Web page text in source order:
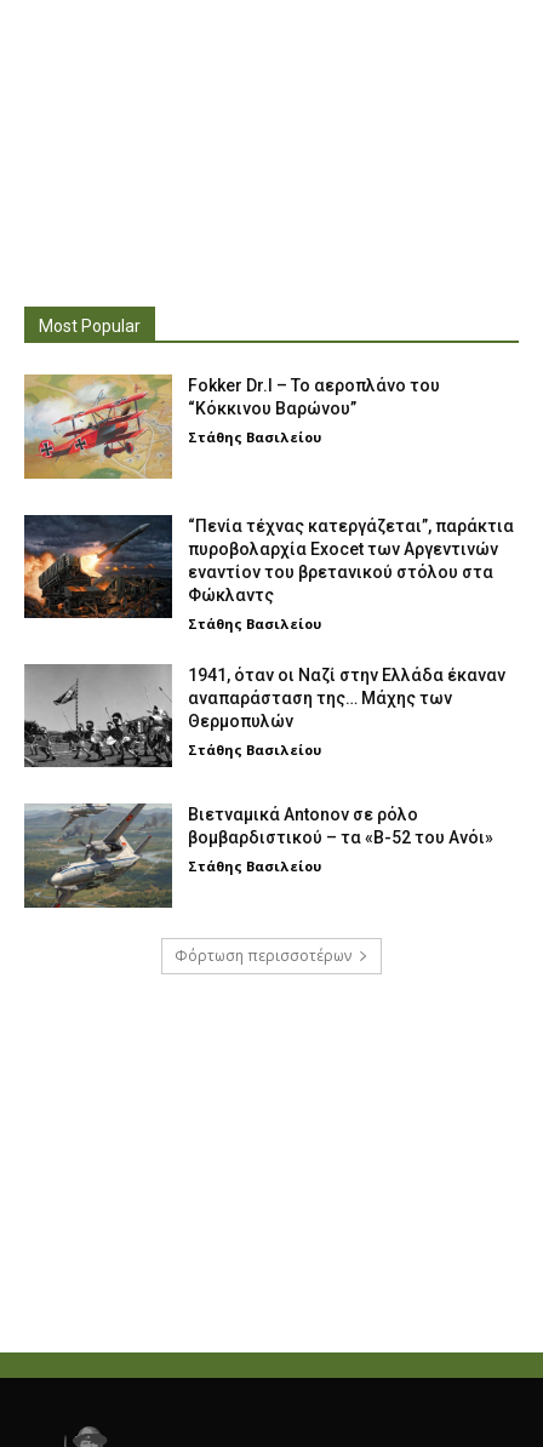
Most Popular
Fokker Dr.I – To αεροπλάνο του
“Κόκκινου Βαρώνου”
Στάθης Βασιλείου
“Πενία τέχνας κατεργάζεται”, παράκτια
πυροβολαρχία Exocet των Αργεντινών
εναντίον του βρετανικού στόλου στα
Φώκλαντς
Στάθης Βασιλείου
1941, όταν οι Ναζί στην Ελλάδα έκαναν
αναπαράσταση της… Μάχης των
Θερμοπυλών
Στάθης Βασιλείου
Βιετναμικά Antonov σε ρόλο
βομβαρδιστικού – τα «Β-52 του Ανόι»
Στάθης Βασιλείου
Φόρτωση περισσοτέρων